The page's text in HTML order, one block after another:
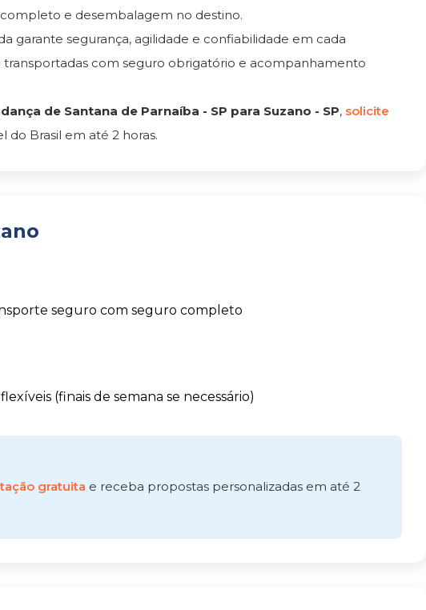
e desembalagem no destino.
garante segurança, agilidade e confiabilidade em cada
com seguro obrigatório e acompanhamento
de Santana de Parnaíba - SP para Suzano - SP, solicite
do Brasil em até 2 horas.
seguro com seguro completo
(finais de semana se necessário)
gratuita e receba propostas personalizadas em até 2